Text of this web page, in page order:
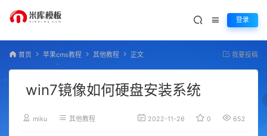
登录
首页 苹果cms教程 其他教程 正文 我要投稿
win7镜像如何硬盘安装系统
miku 其他教程 2022-11-26 0 652